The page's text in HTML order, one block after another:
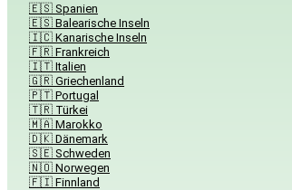
🇪🇸 Spanien
🇪🇸 Balearische Inseln
🇮🇨 Kanarische Inseln
🇫🇷 Frankreich
🇮🇹 Italien
🇬🇷 Griechenland
🇵🇹 Portugal
🇹🇷 Türkei
🇲🇦 Marokko
🇩🇰 Dänemark
🇸🇪 Schweden
🇳🇴 Norwegen
🇫🇮 Finnland